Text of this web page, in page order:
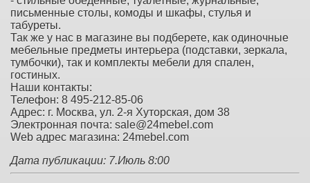
письменные столы, комоды и шкафы, стулья и
табуреты.
Так же у нас в магазине вы подберете, как одиночные
мебельные предметы интерьера (подставки, зеркала,
тумбочки), так и комплекты мебели для спален,
гостиных.
Наши контакты:
Телефон: 8 495-212-85-06
Адрес: г. Москва, ул. 2-я Хуторская, дом 38
Электронная почта: sale@24mebel.com
Web адрес магазина: 24mebel.com
Дата публикации: 7.Июль 8:00